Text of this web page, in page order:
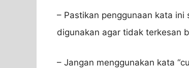
– Pastikan penggunaan kata
digunakan agar tidak terkesan
– Jangan menggunakan kata